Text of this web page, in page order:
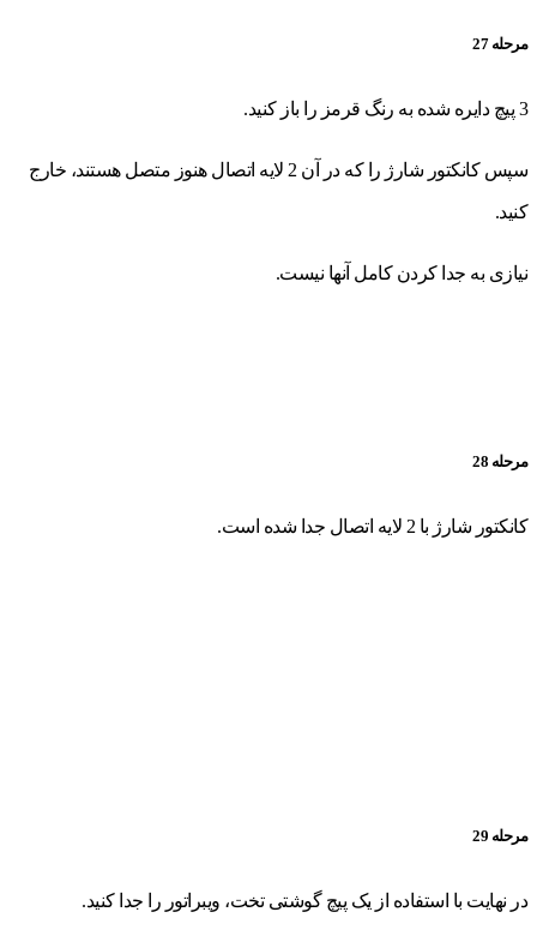
مرحله 27
3 پیچ دایره شده به رنگ قرمز را باز کنید.
سپس کانکتور شارژ را که در آن 2 لایه اتصال هنوز متصل هستند، خارج
کنید.
نیازی به جدا کردن کامل آنها نیست.
مرحله 28
کانکتور شارژ با 2 لایه اتصال جدا شده است.
مرحله 29
در نهایت با استفاده از یک پیچ گوشتی تخت، ویبراتور را جدا کنید.